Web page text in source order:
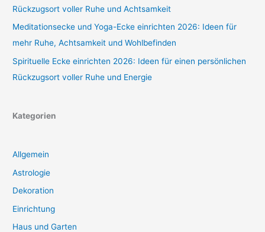
Rückzugsort voller Ruhe und Achtsamkeit
Meditationsecke und Yoga-Ecke einrichten 2026: Ideen für
mehr Ruhe, Achtsamkeit und Wohlbefinden
Spirituelle Ecke einrichten 2026: Ideen für einen persönlichen
Rückzugsort voller Ruhe und Energie
Kategorien
Allgemein
Astrologie
Dekoration
Einrichtung
Haus und Garten